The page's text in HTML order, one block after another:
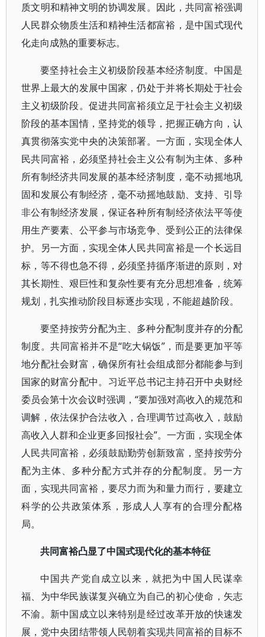
质文明和精神文明的协调发展。因此，共同富裕强调
人民群众物质生活和精神生活都富裕，是中国式现代
化走向成熟的重要标志。
要坚持社会主义初级阶段基本经济制度。中国是
世界上最大的发展中国家，仍处于并将长期处于社会
主义初级阶段。促进共同富裕须立足于社会主义初级
阶段的基本国情，坚持党的领导，把握正确方向，认
真贯彻落实党中央的决策部署。一方面，实现全体人
民共同富裕，必须坚持社会主义公有制为主体、多种
所有制经济共同发展的基本经济制度，毫不动摇地巩
固和发展公有制经济，毫不动摇地鼓励、支持、引导
非公有制经济发展，保证各种所有制经济依法平等使
用生产要素、公平参与市场竞争、受到公正的法律保
护。另一方面，实现全体人民共同富裕是一个长远目
标，等不得也急不得，必须坚持循序渐进的原则，对
其长期性、艰巨性和复杂性要有充分思想准备，统筹
规划，扎实推动阶段目标逐步实现，不能超越阶段。
要坚持按劳分配为主、多种分配制度并存的分配
制度。共同富裕并不是“吃大锅饭”，而是要更加平等
地分配社会财富，确保所有社会组成部分都能参与到
国家的财富分配中。习近平总书记主持召开中央财经
委员会第十次会议时强调，“要加强对高收入的规范和
调解，依法保护合法收入，合理调节过高收入，鼓励
高收入人群和企业更多回报社会”。一方面，实现全体
人民共同富裕，必须鼓励勤劳创新致富，坚持按劳分
配为主体、多种分配方式并存的分配制度。另一方
面，实现共同富裕，要尽力而为和量力而行，要建立
科学的公共政策体系，形成人人享有的合理分配格
局。
共同富裕凸显了中国式现代化的基本特征
中国共产党自成立以来，就把为中国人民谋幸
福、为中华民族谋复兴确立为自己的初心使命，矢志
不渝。新中国成立以来特别是经过改革开放的快速发
展，党中央团结带领人民朝着实现共同富裕的目标不